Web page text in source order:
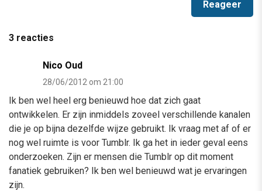
3 reacties
Nico Oud
28/06/2012 om 21:00
Ik ben wel heel erg benieuwd hoe dat zich gaat
ontwikkelen. Er zijn inmiddels zoveel verschillende kanalen
die je op bijna dezelfde wijze gebruikt. Ik vraag met af of er
nog wel ruimte is voor Tumblr. Ik ga het in ieder geval eens
onderzoeken. Zijn er mensen die Tumblr op dit moment
fanatiek gebruiken? Ik ben wel benieuwd wat je ervaringen
zijn.